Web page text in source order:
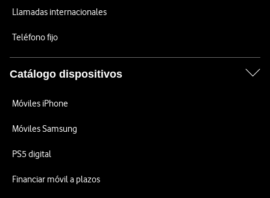
Llamadas internacionales
Teléfono fijo
Catálogo dispositivos
Móviles iPhone
Móviles Samsung
PS5 digital
Financiar móvil a plazos